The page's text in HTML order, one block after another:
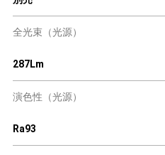
全光束（光源）
287Lm
演色性（光源）
Ra93